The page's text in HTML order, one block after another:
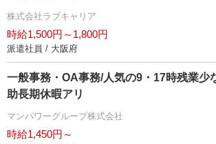
株式会社ラブキャリア
時給1,500円～1,800円
派遣社員 / 大阪府
一般事務・OA事務/人気の9・17時残業少
助長期休暇アリ
マンパワーグループ株式会社
時給1,450円～